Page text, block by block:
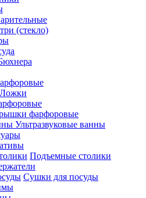
(стекло)
фарфоровые
Ультразвуковые ванны
Подъемные столики
Сушки для посуды